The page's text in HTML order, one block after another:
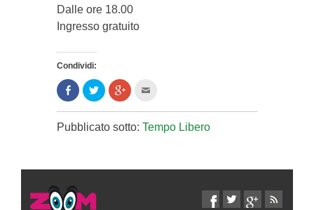
Dalle ore 18.00
Ingresso gratuito
Condividi:
Condividi
su
(Si
apre
in
Clicca
per
su
Twitter
(Si
finestra)
Clicca
per
su
Google+
(Si
finestra)
l'articolo
via
mail
apre
Pubblicato sotto: Tempo Libero